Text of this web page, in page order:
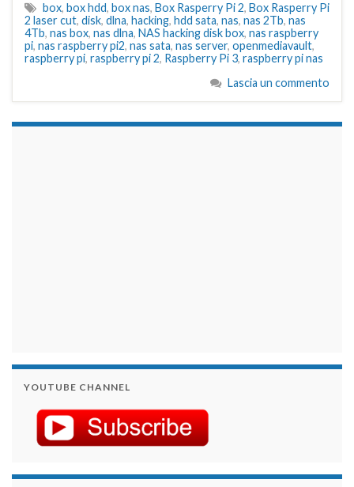
box, box hdd, box nas, Box Rasperry Pi 2, Box Rasperry Pi
2 laser cut, disk, dlna, hacking, hdd sata, nas, nas 2Tb, nas
4Tb, nas box, nas dlna, NAS hacking disk box, nas raspberry
pi, nas raspberry pi2, nas sata, nas server, openmediavault,
raspberry pi, raspberry pi 2, Raspberry Pi 3, raspberry pi nas
Lascia un commento
YOUTUBE CHANNEL